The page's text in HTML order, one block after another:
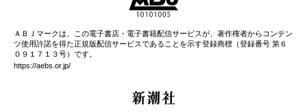
ＡＢＪマークは、この電子書店・電子書籍配信サービスが、著作権者からコンテン
ツ使用許諾を得た正規版配信サービスであることを示す登録商標（登録番号 第６
０９１７１３号）です。
https://aebs.or.jp/